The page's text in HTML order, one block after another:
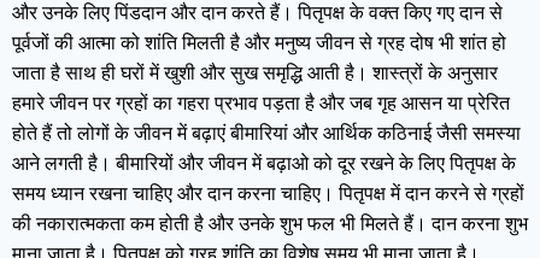
और उनके लिए पिंडदान और दान करते हैं। पितृपक्ष के वक्त किए गए दान से
पूर्वजों की आत्मा को शांति मिलती है और मनुष्य जीवन से ग्रह दोष भी शांत हो
जाता है साथ ही घरों में खुशी और सुख समृद्धि आती है। शास्त्रों के अनुसार
हमारे जीवन पर ग्रहों का गहरा प्रभाव पड़ता है और जब गृह आसन या प्रेरित
होते हैं तो लोगों के जीवन में बढ़ाएं बीमारियां और आर्थिक कठिनाई जैसी समस्या
आने लगती है। बीमारियों और जीवन में बढ़ाओ को दूर रखने के लिए पितृपक्ष के
समय ध्यान रखना चाहिए और दान करना चाहिए। पितृपक्ष में दान करने से ग्रहों
की नकारात्मकता कम होती है और उनके शुभ फल भी मिलते हैं। दान करना शुभ
माना जाता है। पितृपक्ष को ग्रह शांति का विशेष समय भी माना जाता है।